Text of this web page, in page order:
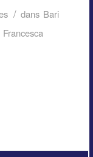
/ dans Bari
Francesca